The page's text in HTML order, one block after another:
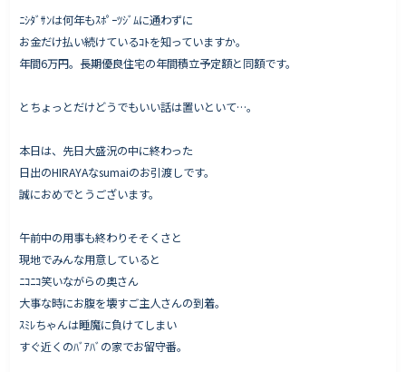
物件情報
完成案内
よくいただくご質問
会社情報
代表挨拶
スタッフ紹介
ﾆｼﾀﾞｻﾝは何年もｽﾎﾟｰﾂｼﾞﾑに通わずに
お金だけ払い続けているｺﾄを知っていますか。
年間6万円。長期優良住宅の年間積立予定額と同額です。
とちょっとだけどうでもいい話は置いといて…。
本日は、先日大盛況の中に終わった
日出のHIRAYAなsumaiのお引渡しです。
誠におめでとうございます。
午前中の用事も終わりそそくさと
現地でみんな用意していると
ﾆｺﾆｺ笑いながらの奥さん
大事な時にお腹を壊すご主人さんの到着。
ｽﾐﾚちゃんは睡魔に負けてしまい
すぐ近くのﾊﾞｱﾊﾞの家でお留守番。